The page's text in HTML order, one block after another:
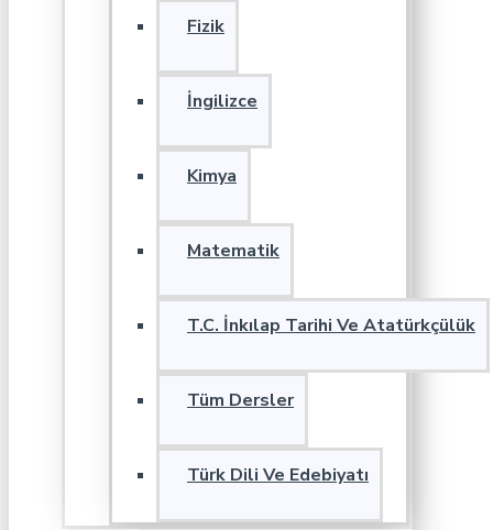
Fizik
İngilizce
Kimya
Matematik
T.C. İnkılap Tarihi Ve Atatürkçülük
Tüm Dersler
Türk Dili Ve Edebiyatı